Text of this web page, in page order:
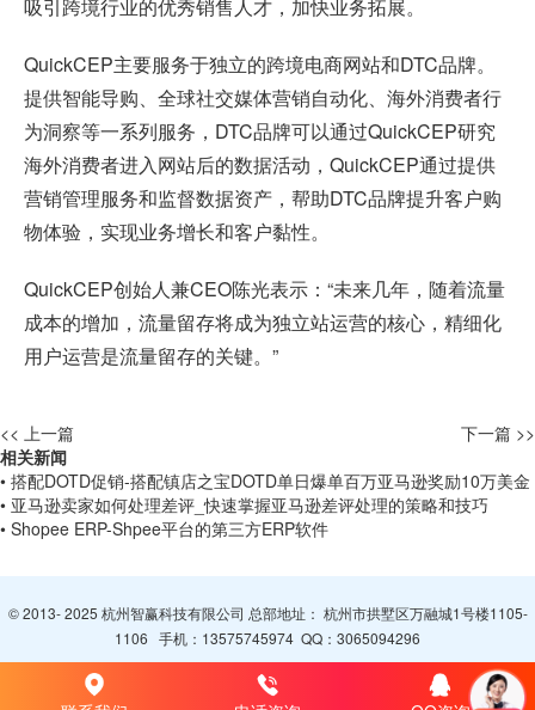
吸引跨境行业的优秀销售人才，加快业务拓展。
QuickCEP主要服务于独立的跨境电商网站和DTC品牌。
提供智能导购、全球社交媒体营销自动化、海外消费者行
为洞察等一系列服务，DTC品牌可以通过QuickCEP研究
海外消费者进入网站后的数据活动，QuickCEP通过提供
营销管理服务和监督数据资产，帮助DTC品牌提升客户购
物体验，实现业务增长和客户黏性。
QuickCEP创始人兼CEO陈光表示：“未来几年，随着流量
成本的增加，流量留存将成为独立站运营的核心，精细化
用户运营是流量留存的关键。”
<< 上一篇
下一篇 >>
相关新闻
• 搭配DOTD促销-搭配镇店之宝DOTD单日爆单百万亚马逊奖励10万美金
• 亚马逊卖家如何处理差评_快速掌握亚马逊差评处理的策略和技巧
• Shopee ERP-Shpee平台的第三方ERP软件
© 2013- 2025 杭州智赢科技有限公司 总部地址： 杭州市拱墅区万融城1号楼1105-
1106 手机： 13575745974 QQ： 3065094296